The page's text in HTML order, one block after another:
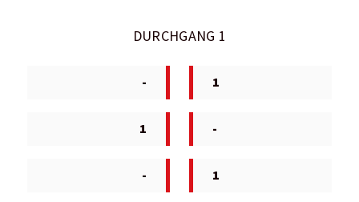
DURCHGANG 1
- 1
1 -
- 1